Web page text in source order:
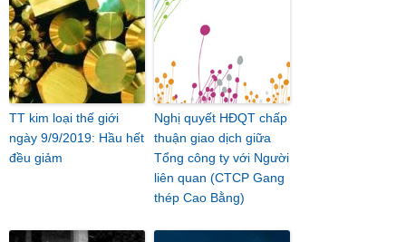
TT kim loại thế giới
ngày 9/9/2019: Hầu hết
đều giảm
Nghị quyết HĐQT chấp
thuận giao dịch giữa
Tổng công ty với Người
liên quan (CTCP Gang
thép Cao Bằng)